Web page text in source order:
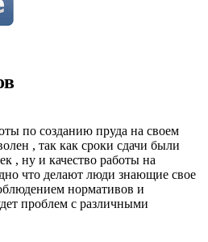
по созданию пруда на своем
, так как сроки сдачи были
, ну и качество работы на
что делают люди знающие свое
нормативов и
проблем с различными